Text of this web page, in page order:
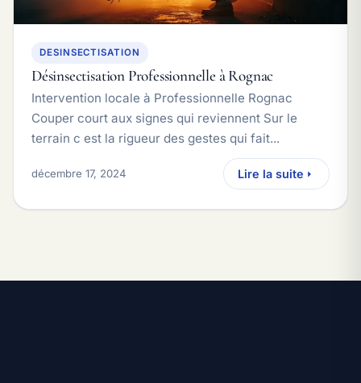
DESINSECTISATION
Désinsectisation Professionnelle à Rognac
Intervention locale à Professionnelle Rognac
Couper court aux signes qui reviennent Sur le
terrain c est la rigueur des gestes qui fait...
décembre 17, 2024 Lire la suite